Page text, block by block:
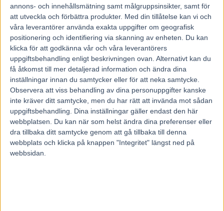
annons- och innehållsmätning samt målgruppsinsikter, samt för
att utveckla och förbättra produkter. Med din tillåtelse kan vi och
våra leverantörer använda exakta uppgifter om geografisk
positionering och identifiering via skanning av enheten. Du kan
klicka för att godkänna vår och våra leverantörers
uppgiftsbehandling enligt beskrivningen ovan. Alternativt kan du
få åtkomst till mer detaljerad information och ändra dina
inställningar innan du samtycker eller för att neka samtycke.
Observera att viss behandling av dina personuppgifter kanske
inte kräver ditt samtycke, men du har rätt att invända mot sådan
uppgiftsbehandling. Dina inställningar gäller endast den här
webbplatsen. Du kan när som helst ändra dina preferenser eller
dra tillbaka ditt samtycke genom att gå tillbaka till denna
webbplats och klicka på knappen "Integritet" längst ned på
webbsidan.
V75-1: 1-2
V75-2: 6-7-8-9-11-13
V75-3: 1-2-3-4-6-7-11-12
V75-4: 7 Knowledge´EM
V75-5: 1-2-4-5-11-12
V75-6: 7-9-10
V75-7: 2-5-6-7-9